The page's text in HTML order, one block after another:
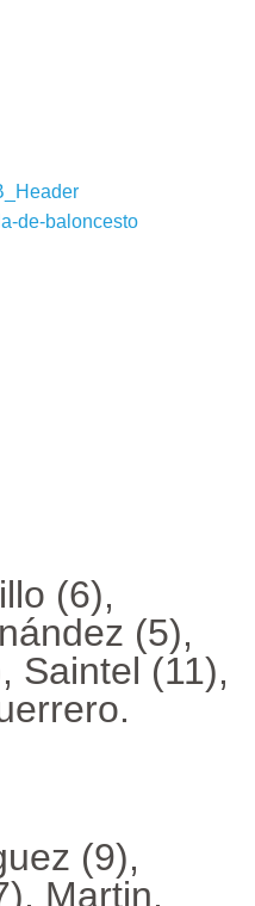
(6),
(5),
Saintel (11),
(9),
Martin,